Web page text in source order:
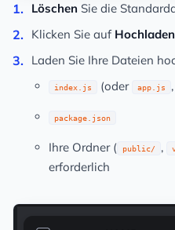
Löschen Sie die
Klicken Sie auf Hochladen
Laden Sie Ihre Dateien
index.js (oder app.js ,
package.json
Ihre Ordner ( public/ ,
erforderlich